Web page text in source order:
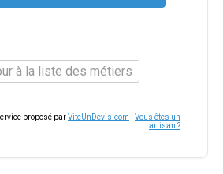
à la liste des métiers
proposé parViteUnDevis.com -Vous êtes un
artisan ?